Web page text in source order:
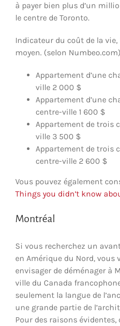
à payer bien plus d’un
le centre de Toronto.
Indicateur du coût de la
moyen. (selon Numbeo.com)
Appartement d’une
ville 2 000 $
Appartement d’une
centre-ville 1 600 $
Appartement de trois
ville 3 500 $
Appartement de trois
centre-ville 2 600 $
Vous pouvez également
Things you didn’t know
Montréal
Si vous recherchez un
en Amérique du Nord, vous
envisager de déménager à
ville du Canada
seulement la langue de
une grande partie de
Pour des raisons évidentes,